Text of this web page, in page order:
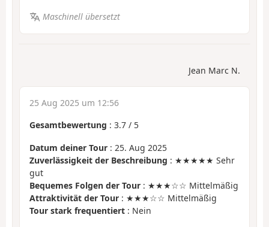
Maschinell übersetzt
Jean Marc N.
25 Aug 2025 um 12:56
Gesamtbewertung : 3.7 / 5
Datum deiner Tour : 25. Aug 2025
Zuverlässigkeit der Beschreibung : ★★★★★ Sehr
gut
Bequemes Folgen der Tour : ★★★☆☆ Mittelmäßig
Attraktivität der Tour : ★★★☆☆ Mittelmäßig
Tour stark frequentiert : Nein